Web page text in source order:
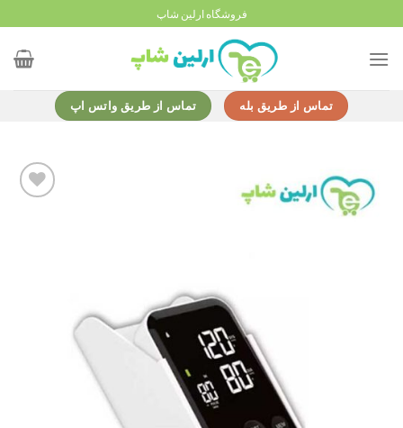
to
content
فروشگاه ارلین شاپ
تماس از طریق بله تماس از طریق واتس اپ